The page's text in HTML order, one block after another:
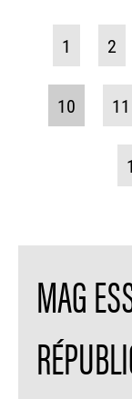
1 2
10 11
MAG